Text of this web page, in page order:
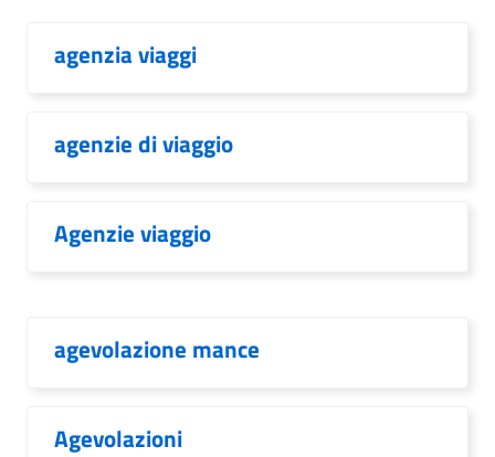
agenzia viaggi
agenzie di viaggio
Agenzie viaggio
agevolazione mance
Agevolazioni